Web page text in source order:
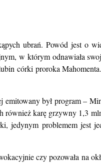
ubrań. Powód jest o
w którym odnawiała
córki proroka
był program –
również karę grzywny 1,3
jedynym problemem jest
czy pozowała na